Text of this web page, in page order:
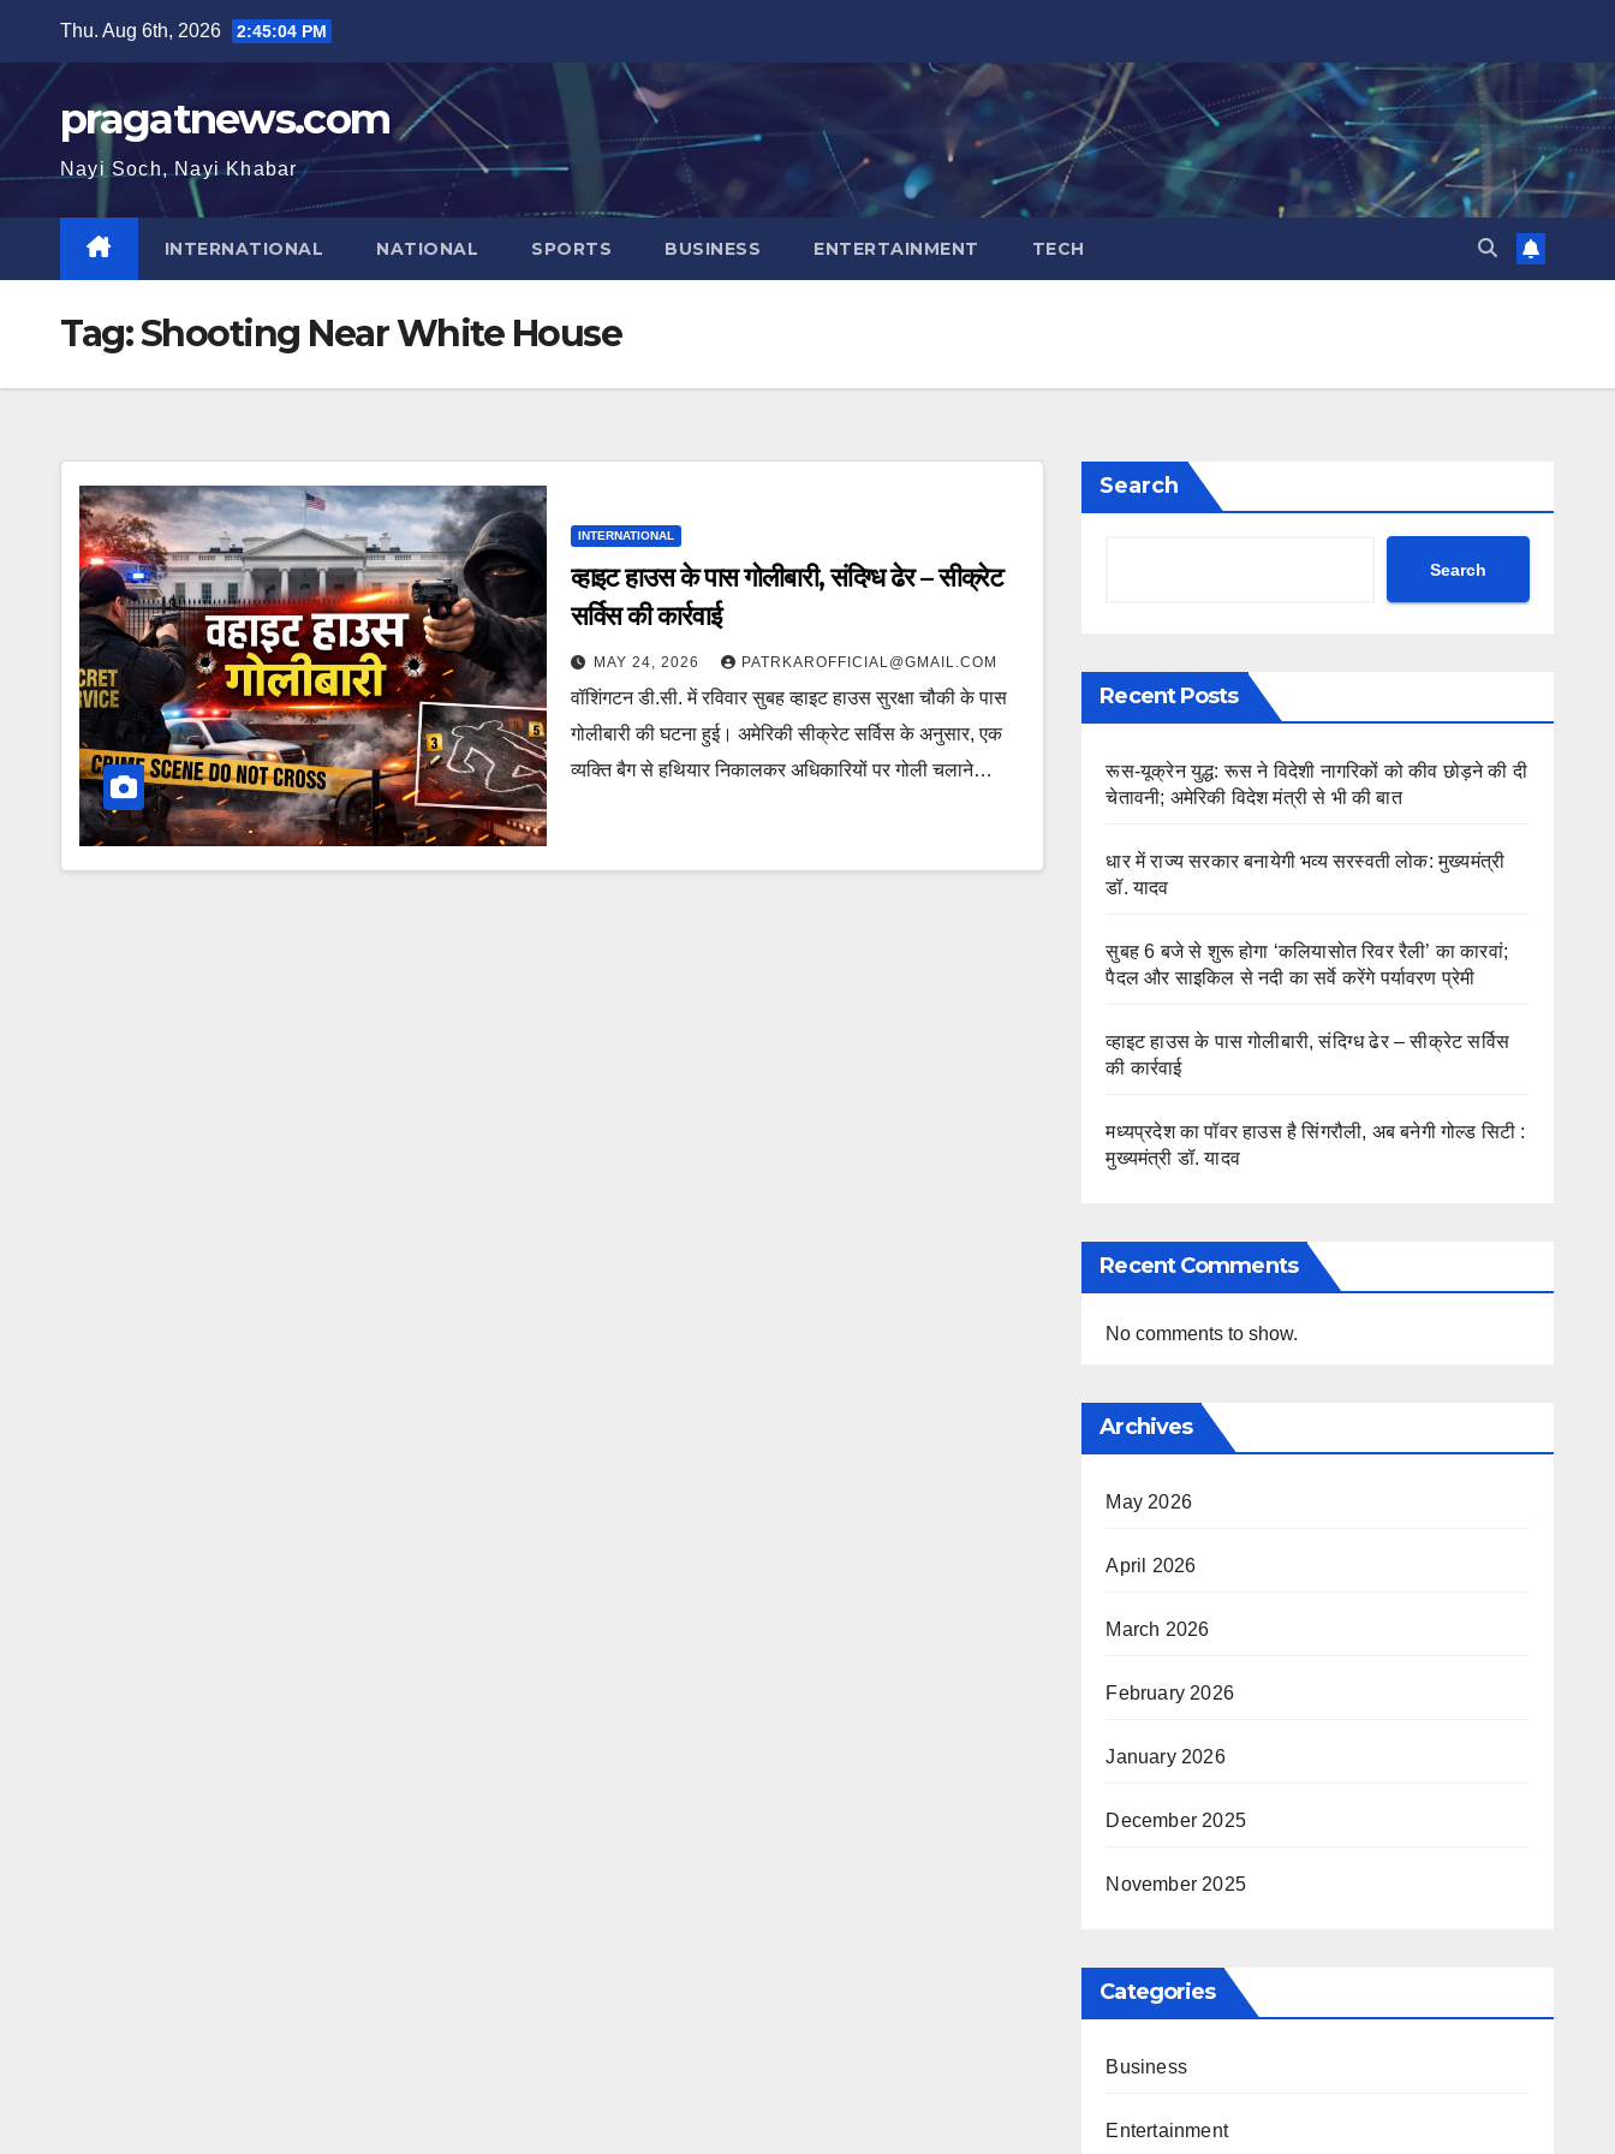
content
Thu. Aug 6th, 2026 2:45:04 PM
pragatnews.com
Nayi Soch, Nayi Khabar
INTERNATIONAL NATIONAL SPORTS BUSINESS ENTERTAINMENT TECH
Tag:Shooting Near White House
INTERNATIONAL
व्हाइट हाउस के पास गोलीबारी, संदिग्ध ढेर – सीक्रेट
सर्विस की कार्रवाई
MAY 24, 2026 PATRKAROFFICIAL@GMAIL.COM
वॉशिंगटन डी.सी. में रविवार सुबह व्हाइट हाउस सुरक्षा चौकी के पास
गोलीबारी की घटना हुई। अमेरिकी सीक्रेट सर्विस के अनुसार, एक
व्यक्ति बैग से हथियार निकालकर अधिकारियों पर गोली चलाने…
Search
Search
Recent Posts
रूस-यूक्रेन युद्ध: रूस ने विदेशी नागरिकों को कीव छोड़ने की दी
चेतावनी; अमेरिकी विदेश मंत्री से भी की बात
धार में राज्य सरकार बनायेगी भव्य सरस्वती लोक: मुख्यमंत्री
डॉ. यादव
सुबह 6 बजे से शुरू होगा ‘कलियासोत रिवर रैली’ का कारवां;
पैदल और साइकिल से नदी का सर्वे करेंगे पर्यावरण प्रेमी
व्हाइट हाउस के पास गोलीबारी, संदिग्ध ढेर – सीक्रेट सर्विस
की कार्रवाई
मध्यप्रदेश का पॉवर हाउस है सिंगरौली, अब बनेगी गोल्ड सिटी :
मुख्यमंत्री डॉ. यादव
Recent Comments
No comments to show.
Archives
May 2026
April 2026
March 2026
February 2026
January 2026
December 2025
November 2025
Categories
Business
Entertainment